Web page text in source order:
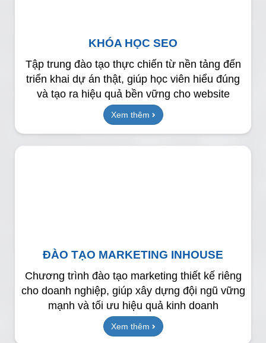
KHÓA HỌC SEO
Tập trung đào tạo thực chiến từ nền tảng đến
triển khai dự án thật, giúp học viên hiểu đúng
và tạo ra hiệu quả bền vững cho website
Xem thêm
ĐÀO TẠO MARKETING INHOUSE
Chương trình đào tạo marketing thiết kế riêng
cho doanh nghiệp, giúp xây dựng đội ngũ vững
mạnh và tối ưu hiệu quả kinh doanh
Xem thêm